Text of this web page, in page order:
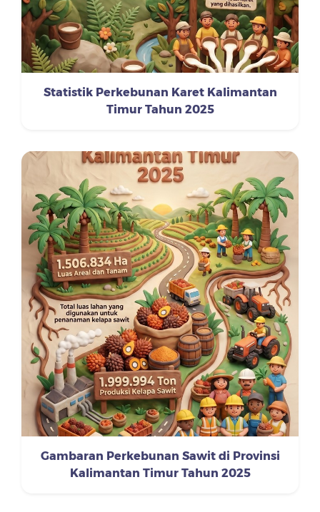
Statistik Perkebunan Karet Kalimantan
Timur Tahun 2025
Gambaran Perkebunan Sawit di Provinsi
Kalimantan Timur Tahun 2025